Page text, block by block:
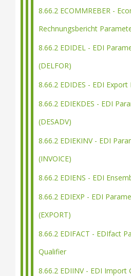
8.66.2 ECOMMREBER -
Rechnungsbericht
8.66.2 EDIDEL - EDI
(DELFOR)
8.66.2 EDIDES - EDI Export
8.66.2 EDIEKDES - EDI
(DESADV)
8.66.2 EDIEKINV - EDI
(INVOICE)
8.66.2 EDIENS - EDI
8.66.2 EDIEXP - EDI
(EXPORT)
8.66.2 EDIFACT - EDIfact
Qualifier
8.66.2 EDIINV - EDI Import